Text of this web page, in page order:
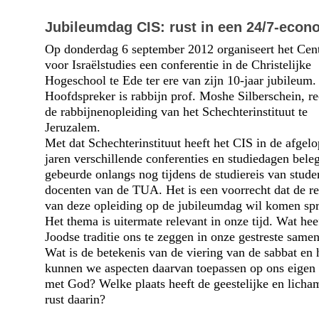
Jubileumdag CIS: rust in een 24/7-
Op donderdag 6 september 2012 organiseert het
voor Israëlstudies een conferentie in de Christelijke
Hogeschool te Ede ter ere van zijn 10-jaar jubileum.
Hoofdspreker is rabbijn prof. Moshe Silberschein,
de rabbijnen­opleiding van het Schechterinstituut te
Jeruzalem.
Met dat Schechterinstituut heeft het CIS in de
jaren verschillende conferenties en studiedagen
gebeurde onlangs nog tijdens de studiereis van
docenten van de TUA. Het is een voorrecht dat de
van deze opleiding op de jubileumdag wil komen
Het thema is uitermate relevant in onze tijd. Wat
Joodse traditie ons te zeggen in onze gestreste
Wat is de betekenis van de viering van de sabbat en
kunnen we aspecten daarvan toepassen op ons
met God? Welke plaats heeft de geestelijke en
rust daarin?